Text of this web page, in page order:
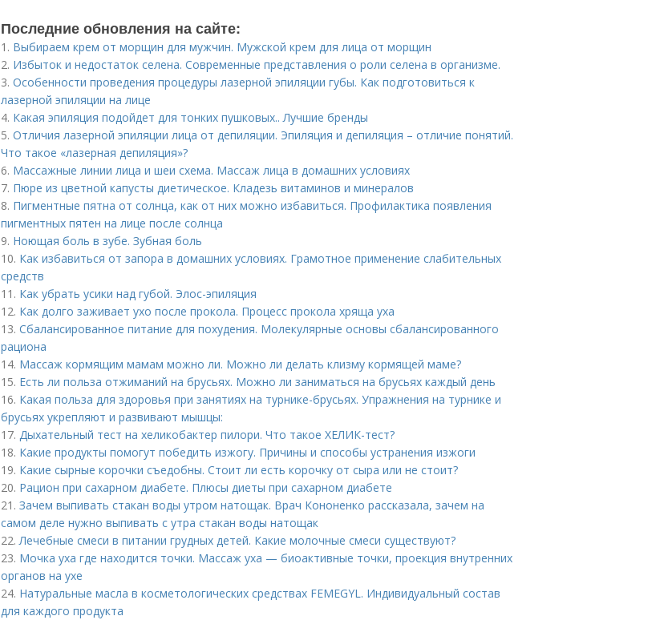
Последние обновления на сайте:
1. Выбираем крем от морщин для мужчин. Мужской крем для лица от морщин
2. Избыток и недостаток селена. Современные представления о роли селена в организме.
3. Особенности проведения процедуры лазерной эпиляции губы. Как подготовиться к
лазерной эпиляции на лице
4. Какая эпиляция подойдет для тонких пушковых.. Лучшие бренды
5. Отличия лазерной эпиляции лица от депиляции. Эпиляция и депиляция – отличие понятий.
Что такое «лазерная депиляция»?
6. Массажные линии лица и шеи схема. Массаж лица в домашних условиях
7. Пюре из цветной капусты диетическое. Кладезь витаминов и минералов
8. Пигментные пятна от солнца, как от них можно избавиться. Профилактика появления
пигментных пятен на лице после солнца
9. Ноющая боль в зубе. Зубная боль
10. Как избавиться от запора в домашних условиях. Грамотное применение слабительных
средств
11. Как убрать усики над губой. Элос-эпиляция
12. Как долго заживает ухо после прокола. Процесс прокола хряща уха
13. Сбалансированное питание для похудения. Молекулярные основы сбалансированного
рациона
14. Массаж кормящим мамам можно ли. Можно ли делать клизму кормящей маме?
15. Есть ли польза отжиманий на брусьях. Можно ли заниматься на брусьях каждый день
16. Какая польза для здоровья при занятиях на турнике-брусьях. Упражнения на турнике и
брусьях укрепляют и развивают мышцы:
17. Дыхательный тест на хеликобактер пилори. Что такое ХЕЛИК-тест?
18. Какие продукты помогут победить изжогу. Причины и способы устранения изжоги
19. Какие сырные корочки съедобны. Стоит ли есть корочку от сыра или не стоит?
20. Рацион при сахарном диабете. Плюсы диеты при сахарном диабете
21. Зачем выпивать стакан воды утром натощак. Врач Кононенко рассказала, зачем на
самом деле нужно выпивать с утра стакан воды натощак
22.Лечебные смеси в питании грудных детей. Какие молочные смеси существуют?
23. Мочка уха где находится точки. Массаж уха — биоактивные точки, проекция внутренних
органов на ухе
24. Натуральные масла в косметологических средствах FEMEGYL. Индивидуальный состав
для каждого продукта